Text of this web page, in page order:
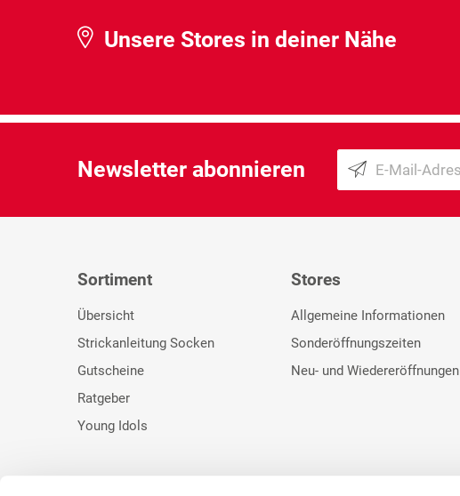
Unsere Stores in deiner Nähe
Newsletter abonnieren
Sortiment
Übersicht
Strickanleitung Socken
Gutscheine
Ratgeber
Young Idols
Stores
Allgemeine Informationen
Sonderöffnungszeiten
Neu- und Wiedereröffnungen